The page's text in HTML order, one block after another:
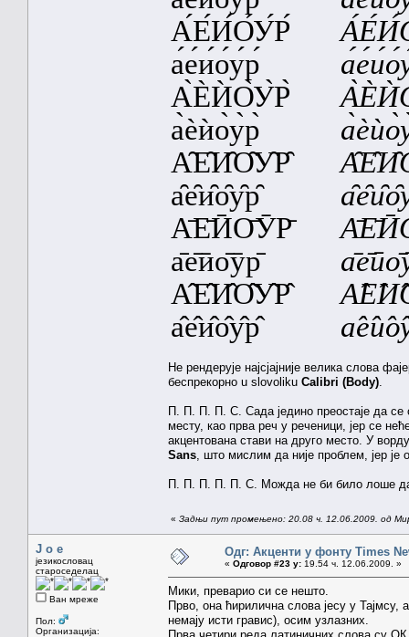
А́Е́И́О́У́Р́
а́е́и́о́у́р́
А̀ЀЍО̀У̀Р̀
а̀ѐѝо̀у̀р̀
А̑Е̑И̑О̑У̑Р̑
а̑е̑и̑о̑у̑р̑
А̄Е̄ӢО̄ӮР̄
а̄е̄ӣо̄ӯр̄
А̂Е̂И̂О̂У̂Р̂
а̂е̂и̂о̂у̂р̂
Не рендерује најсјајније велика слова
беспрекорно u slovoliku Calibri (Body)
П. П. П. П. С. Сада једино преостаје да се
месту, као прва реч у реченици, јер се
акцентована стави на друго место. У
Sans , што мислим да није проблем, јер
П. П. П. П. П. С. Можда не би било лоше да
« Задњи пут промењено: 20.08 ч. 12.06.2009. од
J o e
језикословац
староседелац
Ван мреже
Пол:
Организација:
Одг: Акценти у фонту Times
« Одговор #23 у: 19.54 ч. 12.06.2009. »
Мики, преварио си се нешто.
Прво, она ћирилична слова јесу у Тајмсу,
немају исти гравис), осим узлазних.